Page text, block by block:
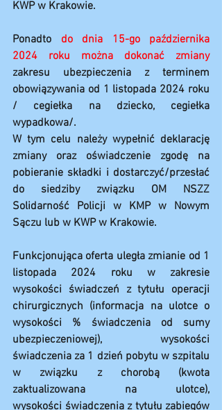
KWP w Krakowie.
Ponadto do dnia 15-go października
2024 roku można
dokonać zmiany
zakresu ubezpieczenia z terminem
obowiązywania od 1 listopada 2024 roku
/ cegiełka na dziecko, cegiełka
wypadkowa/.
W tym celu należy wypełnić deklarację
zmiany oraz oświadczenie zgodę na
pobieranie składki i dostarczyć/przesłać
do siedziby związku OM NSZZ
Solidarność Policji w KMP w Nowym
Sączu lub w KWP w Krakowie.
Funkcjonująca oferta uległa zmianie od 1
listopada 2024 roku w zakresie
wysokości świadczeń z tytułu operacji
chirurgicznych (informacja na ulotce o
wysokości % świadczenia od sumy
ubezpieczeniowej), wysokości
świadczenia za 1 dzień pobytu w szpitalu
w związku z chorobą (kwota
zaktualizowana na ulotce),
wysokości świadczenia z tytułu zabiegów